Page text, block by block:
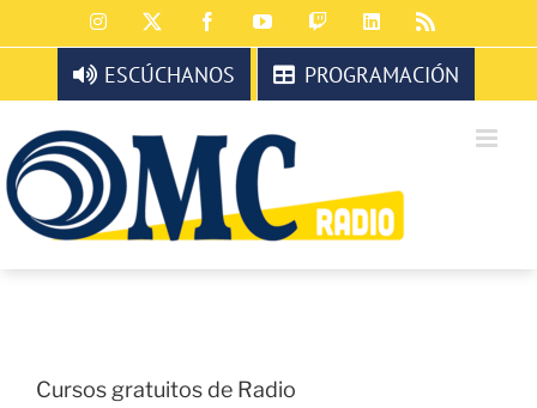
al
contenido
Instagram FacebookYouTubeTwitchLinkedIn
ESCÚCHANOS PROGRAMACIÓN
Cursos gratuitos de Radio